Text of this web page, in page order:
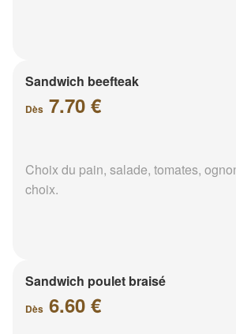
Sandwich beefteak
Dès 7.70 €
Choix du pain, salade, tomates,
choix.
Sandwich poulet braisé
Dès 6.60 €